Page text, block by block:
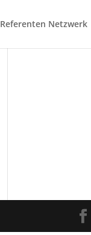
Referenten Netzwerk